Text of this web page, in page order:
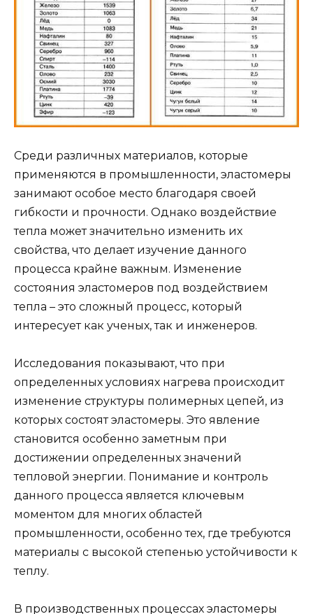
Среди различных материалов, которые
применяются в промышленности, эластомеры
занимают особое место благодаря своей
гибкости и прочности. Однако воздействие
тепла может значительно изменить их
свойства, что делает изучение данного
процесса крайне важным. Изменение
состояния эластомеров под воздействием
тепла – это сложный процесс, который
интересует как ученых, так и инженеров.
Исследования показывают, что при
определенных условиях нагрева происходит
изменение структуры полимерных цепей, из
которых состоят эластомеры. Это явление
становится особенно заметным при
достижении определенных значений
тепловой энергии. Понимание и контроль
данного процесса является ключевым
моментом для многих областей
промышленности, особенно тех, где требуются
материалы с высокой степенью устойчивости к
теплу.
В производственных процессах эластомеры